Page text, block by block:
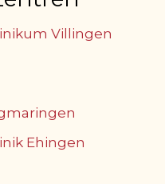
Villingen
Ehingen